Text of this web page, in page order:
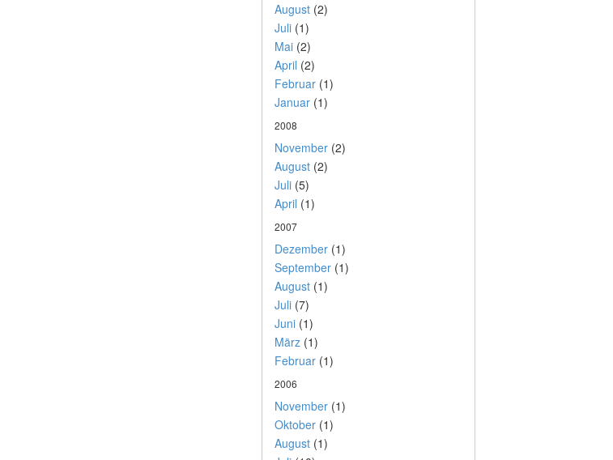
August(2)
Juli(1)
Mai(2)
April (2)
Februar(1)
Januar(1)
2008
November(2)
August(2)
Juli(5)
April (1)
2007
Dezember(1)
September(1)
August(1)
Juli(7)
Juni(1)
März(1)
Februar(1)
2006
November(1)
Oktober(1)
August(1)